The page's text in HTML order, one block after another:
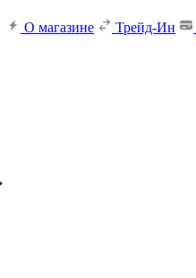
О магазине Трейд-Ин